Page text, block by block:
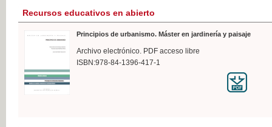
Recursos educativos en abierto
Principios de urbanismo. Máster en jardinería y paisaje
Archivo electrónico. PDF acceso libre
ISBN:978-84-1396-417-1